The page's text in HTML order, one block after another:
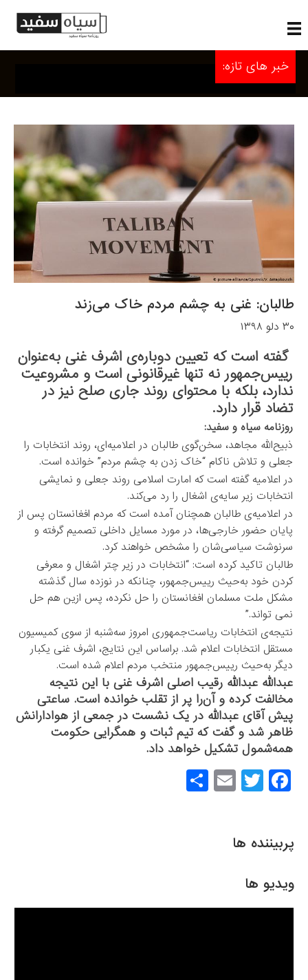
خبر های تازه:
پربیننده ها
ویدیو ها
طالبان: غنی به چشم مردم خاک می‌زند
۳۰ دلو ۱۳۹۸
گفته است که تعیین دوباره‌ی اشرف غنی به‌عنوان
رییس‌جمهور نه تنها غیرقانونی است و مشروعیت
ندارد، بلکه با محتوای روند جاری صلح نیز در
تضاد قرار دارد.
روزنامه سیاه و سفید:
ذبیح‌الله مجاهد، سخن‌گوی طالبان در اعلامیه‌ای، روند انتخابات را
جعلی و تلاش ناکام “خاک زدن به چشم مردم” خوانده است.
در اعلامیه‌ گفته است که امارت اسلامی روند جعلی و نمایشی
انتخابات زیر سایه‌ی اشغال را رد می‌کند.
در اعلامیه‌ی طالبان همچنان آمده است که مردم افغانستان پس از
پایان حضور خارجی‌ها، در مورد مسایل داخلی تصمیم گرفته و
سرنوشت سیاسی‌شان را مشخص خواهند کرد.
طالبان تاکید کرده است: “انتخابات در زیر چتر اشغال و معرفی
کردن خود به‌حیث رییس‌جمهور، چنانکه در نوزده سال گذشته
مشکل ملت مسلمان افغانستان را حل نکرده، پس ازین هم حل
نمی تواند.”
نتیجه‌ی انتخابات ریاست‌جمهوری امروز سه‌شنبه از سوی کمیسیون
مستقل انتخابات اعلام شد. براساس این نتایج، اشرف غنی یکبار
دیگر به‌حیث رییس‌جمهور منتخب مردم اعلام شده است.
عبدالله عبدالله رقیب اصلی اشرف غنی با این نتیجه
مخالفت کرده و آن‌را پر از تقلب خوانده است. ساعتی
پیش آقای عبدالله در یک نشست در جمعی از هوادارانش
ظاهر شد و گفت که تیم ثبات و همگرایی حکومت
همه‌شمول تشکیل خواهد داد.
F
a
e
o
o
T
wi
er
E
m